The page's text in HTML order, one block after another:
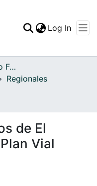
Statistics
Log In
Archivo del Patrimonio Fotográfico y Fílmico del Valle del Cauca
Regionales
de El
Vial